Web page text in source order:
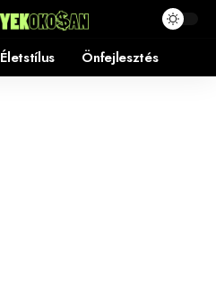
Életstílus Önfejlesztés